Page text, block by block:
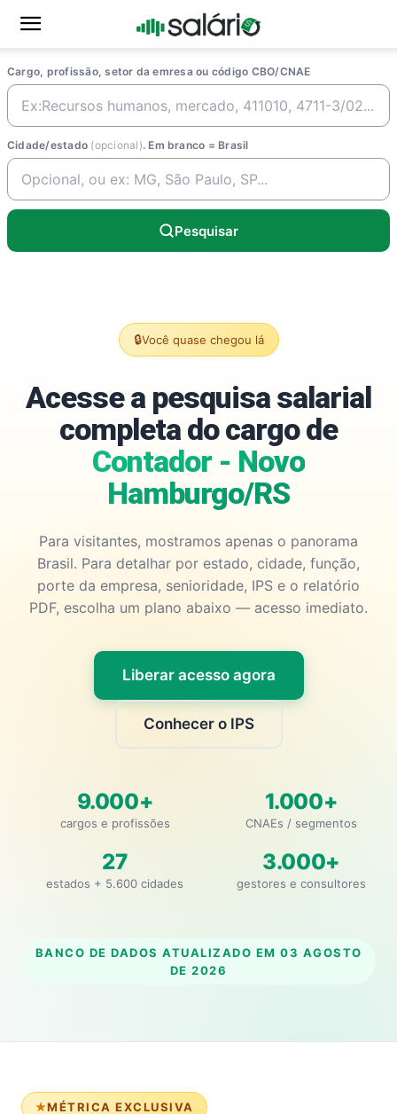
Cargo, profissão, setor da emresa ou código CBO/CNAE
Cidade/estado (opcional). Em branco = Brasil
Pesquisar
🔒Você quase chegou lá
Acesse a pesquisa salarial
completa do cargo de
Contador - Novo
Hamburgo/RS
Para visitantes, mostramos apenas o panorama
Brasil. Para detalhar por estado, cidade, função,
porte da empresa, senioridade, IPS e o relatório
PDF, escolha um plano abaixo — acesso imediato.
Liberar acesso agora
Conhecer o IPS
9.000+
cargos e profissões
1.000+
CNAEs / segmentos
27
estados + 5.600 cidades
3.000+
gestores e consultores
BANCO DE DADOS ATUALIZADO EM 03 AGOSTO
DE 2026
MÉTRICA EXCLUSIVA